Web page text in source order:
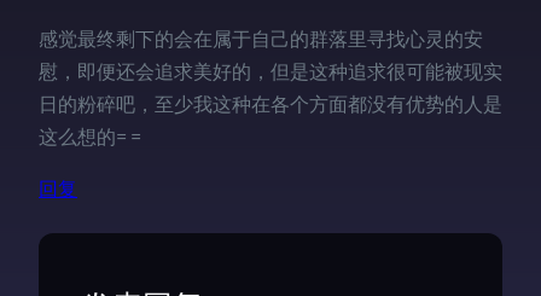
感觉最终剩下的会在属于自己的群落里寻找心灵的安
慰，即便还会追求美好的，但是这种追求很可能被现实
日的粉碎吧，至少我这种在各个方面都没有优势的人是
这么想的= =
回复